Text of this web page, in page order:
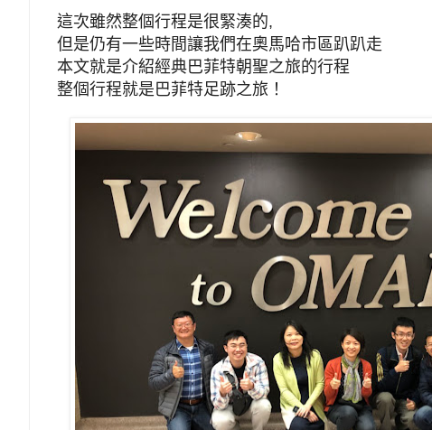
這次雖然整個行程是很緊湊的,
但是仍有一些時間讓我們在奧馬哈市區趴趴走
本文就是介紹經典巴菲特朝聖之旅的行程
整個行程就是巴菲特足跡之旅！